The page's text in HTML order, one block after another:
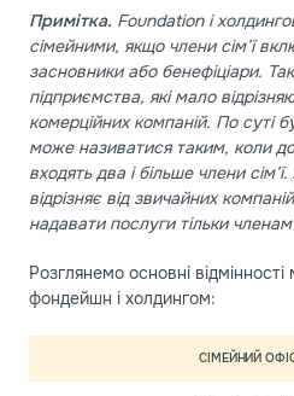
Примітка. Foundation і
сімейними, якщо члени сім’ї
засновники або бенефіціари.
підприємства, які мало
комерційних компаній. По суті
може називатися таким, коли
входять два і більше члени
відрізняє від звичайних
надавати послуги тільки членам
Розглянемо основні
фондейшн і холдингом:
СІМЕЙНИЙ